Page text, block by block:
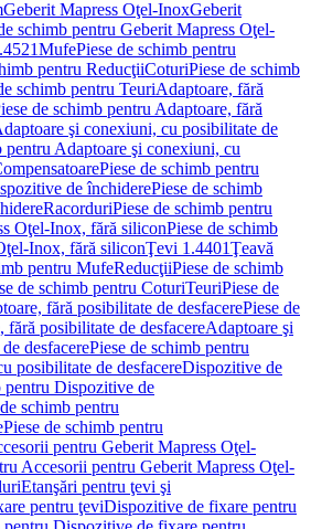
Geberit Mapress Oţel-InoxGeberit
schimb pentru Geberit Mapress Oţel-
MufePiese de schimb pentru
pentru ReducţiiCoturiPiese de schimb
schimb pentru TeuriAdaptoare, fără
de schimb pentru Adaptoare, fără
şi conexiuni, cu posibilitate de
pentru Adaptoare şi conexiuni, cu
Piese de schimb pentru
de închiderePiese de schimb
RacorduriPiese de schimb pentru
Oţel-Inox, fără siliconPiese de schimb
Inox, fără siliconŢevi 1.4401Ţeavă
pentru MufeReducţiiPiese de schimb
de schimb pentru CoturiTeuriPiese de
fără posibilitate de desfacerePiese de
fără posibilitate de desfacereAdaptoare şi
desfacerePiese de schimb pentru
posibilitate de desfacereDispozitive de
pentru Dispozitive de
schimb pentru
Piese de schimb pentru
pentru Geberit Mapress Oţel-
Accesorii pentru Geberit Mapress Oţel-
Etanşări pentru ţevi şi
pentru ţeviDispozitive de fixare pentru